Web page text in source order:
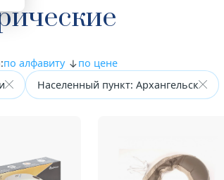
по алфавиту
по цене
Населенный пункт: Архангельск